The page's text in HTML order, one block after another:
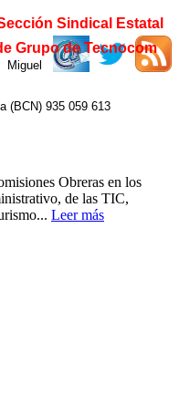
Sindical Estatal
Grupo de Tecnocom
Miguel
935 059 613
Obreras en los
de las TIC,
Leer más